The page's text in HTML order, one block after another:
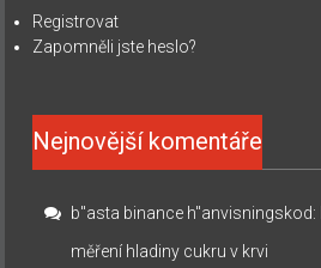
Registrovat
Zapomněli jste heslo?
Nejnovější komentáře
b"asta binance h"anvisningskod:
měření hladiny cukru v krvi